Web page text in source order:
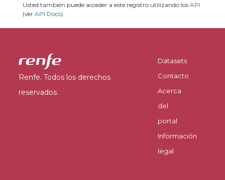
Usted también puede acceder a este registro utilizando los API
(ver API Docs).
Renfe. Todos los derechos
reservados.
Datasets
Contacto
Acerca
del
portal
Información
legal